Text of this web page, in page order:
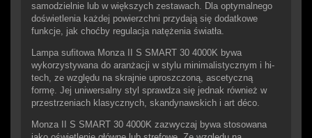
samodzielnie lub w większych zestawach. Dla optymalnego
doświetlenia każdej powierzchni przydają się dodatkowe
funkcje, jak choćby regulacja natężenia światła.
Lampa sufitowa Monza II S SMART 30 4000K bywa
wykorzystywana do aranżacji w stylu minimalistycznym i hi-
tech, ze względu na skrajnie uproszczoną, ascetyczną
formę. Jej uniwersalny styl sprawdza się jednak również w
przestrzeniach klasycznych, skandynawskich i art déco.
Monza II S SMART 30 4000K zazwyczaj bywa stosowana